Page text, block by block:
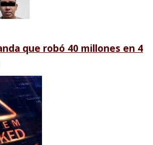
que robó 40 millones en 4